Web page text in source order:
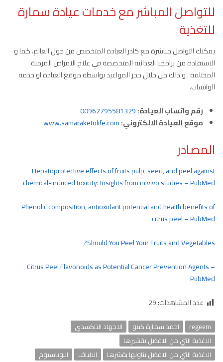
للتواصل المباشر مع خدمات عيادة سمارة
للتغذية
يمكنك التواصل مباشرة مع كادر العيادة المتخصص من حول العالم. كما و
الاستفادة من برامجنا الغذائية المتخصصة في علاج الامراض المزمنة
المختلفة . و ذلك من خلال حجز المواعيد بواسطة موقع العيادة او خدمة
الواتساب.
رقم واتساب العيادة:00962795581329
موقع العيادة الالكتروني:www.samaraketolife.com
المصادر
Hepatoprotective effects of fruits pulp, seed, and peel against
chemical-induced toxicity: Insights from in vivo studies – PubMed
Phenolic composition, antioxidant potential and health benefits of
citrus peel – PubMed
Should You Peel Your Fruits and Vegetables?
Citrus Peel Flavonoids as Potential Cancer Prevention Agents –
PubMed
عدد المشاهدات:29
regeem احمد سمارة كيتو
الاجهاد التاكسدي
الاغذية التي من الافضل تقشيرها
الاغذية التي من الافضل تناولها بقشرها
الالياف
البوتاسيوم